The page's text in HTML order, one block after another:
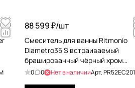
88 599 ₽/шт
Смеситель для ванны Ritmonio
Diametro35 S встраиваемый
брашированный чёрный хром
PR52EC201BLX
0 0 Нет в наличииАрт.